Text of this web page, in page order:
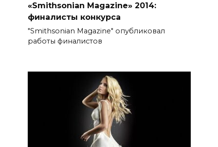
«Smithsonian Magazine» 2014:
финалисты конкурса
"Smithsonian Magazine" опубликовал
работы финалистов